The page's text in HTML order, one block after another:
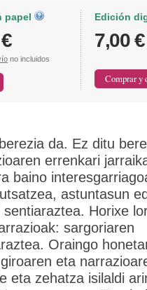
papel
no incluidos
Edición
7,00 €
da. Ez ditu bere
errenkari
baino
astuntasun
Horixe
sargoriaren
Oraingo
eta
eta zehatza isilaldi